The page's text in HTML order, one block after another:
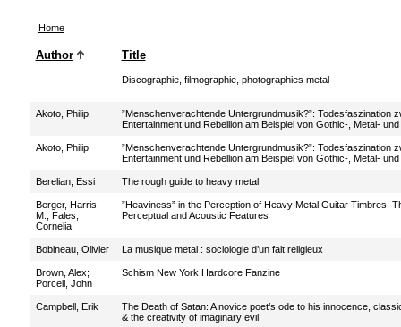
Home
Author Title
Discographie, filmographie, photographies metal
Akoto, Philip
”Menschenverachtende Untergrundmusik?”: Todesfaszination
Entertainment und Rebellion am Beispiel von Gothic-, Metal-
Akoto, Philip
”Menschenverachtende Untergrundmusik?”: Todesfaszination
Entertainment und Rebellion am Beispiel von Gothic-, Metal-
Berelian, Essi The rough guide to heavy metal
Berger, Harris
M. ; Fales,
Cornelia
”Heaviness” in the Perception of Heavy Metal Guitar Timbres:
Perceptual and Acoustic Features
Bobineau, Olivier La musique metal : sociologie d’un fait religieux
Brown, Alex;
Porcell, John
Schism New York Hardcore Fanzine
Campbell, Erik
The Death of Satan: A novice poet’s ode to his innocence,
& the creativity of imaginary evil